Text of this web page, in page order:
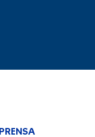
PRENSA